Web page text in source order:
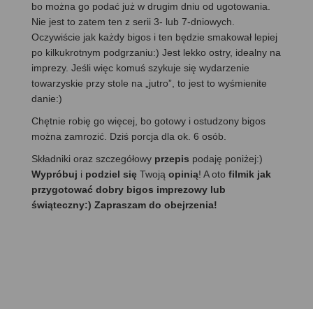
bo można go podać już w drugim dniu od ugotowania.
Nie jest to zatem ten z serii 3- lub 7-dniowych.
Oczywiście jak każdy bigos i ten będzie smakował lepiej
po kilkukrotnym podgrzaniu:) Jest lekko ostry, idealny na
imprezy. Jeśli więc komuś szykuje się wydarzenie
towarzyskie przy stole na „jutro”, to jest to wyśmienite
danie:)
Chętnie robię go więcej, bo gotowy i ostudzony bigos
można zamrozić. Dziś porcja dla ok. 6 osób.
Składniki oraz szczegółowy przepis podaję poniżej:)
Wypróbuj i podziel się Twoją opinią! A oto filmik jak
przygotować dobry bigos imprezowy lub
świąteczny:) Zapraszam do obejrzenia!